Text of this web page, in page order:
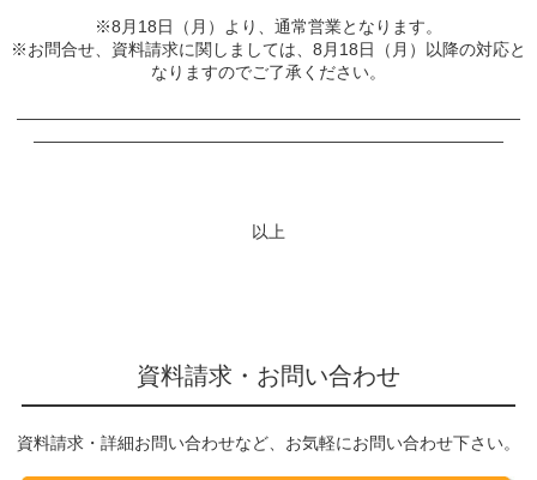
※8月18日（月）より、通常営業となります。
※お問合せ、資料請求に関しましては、8月18日（月）以降の対応と
なりますのでご了承ください。
——————————————————————————————
————————————————————————————
以上
資料請求・お問い合わせ
資料請求・詳細お問い合わせなど、お気軽にお問い合わせ下さい。